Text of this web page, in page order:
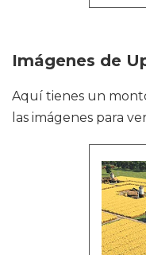
Imágenes de
Aquí tienes un
las imágenes para